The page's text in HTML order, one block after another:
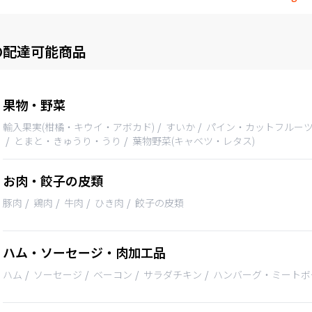
達可能商品
果物・野菜
輸入果実(柑橘・キウイ・アボカド) すいか
パイン・カットフルー
とまと・きゅうり・うり
葉物野菜(キャベツ・レタス)
お肉・餃子の皮類
豚肉 鶏肉 牛肉 ひき肉 餃子の皮類
ハム・ソーセージ・肉加工品
ハム ソーセージ ベーコン サラダチキン ハンバーグ・ミート